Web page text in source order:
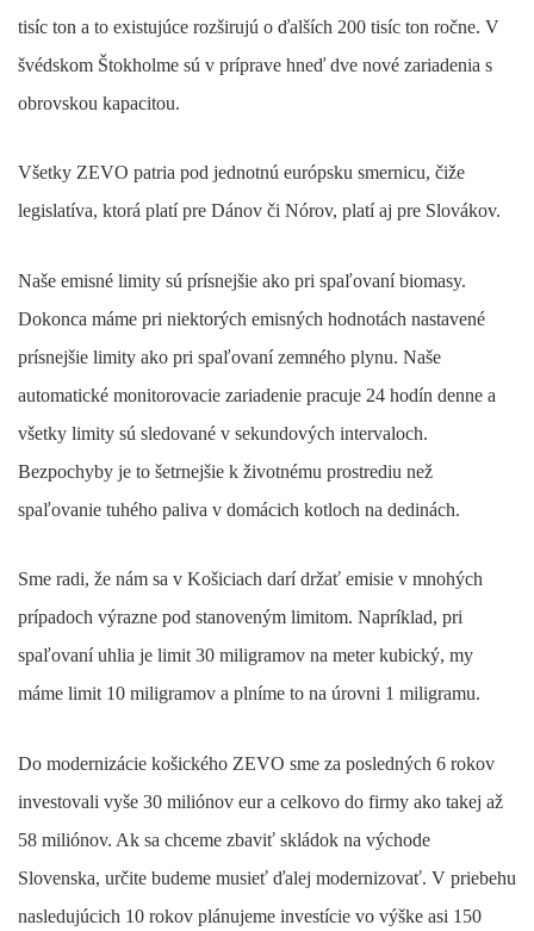
tisíc ton a to existujúce rozširujú o ďalších 200 tisíc ton ročne. V
švédskom Štokholme sú v príprave hneď dve nové zariadenia s
obrovskou kapacitou.
Všetky ZEVO patria pod jednotnú európsku smernicu, čiže
legislatíva, ktorá platí pre Dánov či Nórov, platí aj pre Slovákov.
Naše emisné limity sú prísnejšie ako pri spaľovaní biomasy.
Dokonca máme pri niektorých emisných hodnotách nastavené
prísnejšie limity ako pri spaľovaní zemného plynu. Naše
automatické monitorovacie zariadenie pracuje 24 hodín denne a
všetky limity sú sledované v sekundových intervaloch.
Bezpochyby je to šetrnejšie k životnému prostrediu než
spaľovanie tuhého paliva v domácich kotloch na dedinách.
Sme radi, že nám sa v Košiciach darí držať emisie v mnohých
prípadoch výrazne pod stanoveným limitom. Napríklad, pri
spaľovaní uhlia je limit 30 miligramov na meter kubický, my
máme limit 10 miligramov a plníme to na úrovni 1 miligramu.
Do modernizácie košického ZEVO sme za posledných 6 rokov
investovali vyše 30 miliónov eur a celkovo do firmy ako takej až
58 miliónov. Ak sa chceme zbaviť skládok na východe
Slovenska, určite budeme musieť ďalej modernizovať. V priebehu
nasledujúcich 10 rokov plánujeme investície vo výške asi 150